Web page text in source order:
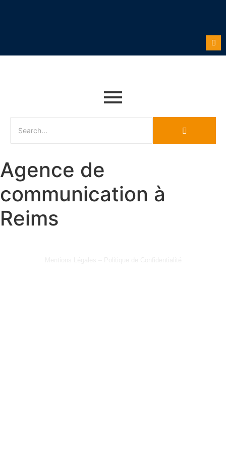
Agence de
communication à
Reims